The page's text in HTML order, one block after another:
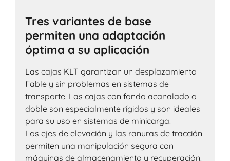
Tres variantes de base
permiten una adaptación
óptima a su aplicación
Las cajas KLT garantizan un desplazamiento
fiable y sin problemas en sistemas de
transporte. Las cajas con fondo acanalado o
doble son especialmente rígidos y son ideales
para su uso en sistemas de minicarga.
Los ejes de elevación y las ranuras de tracción
permiten una manipulación segura con
máquinas de almacenamiento y recuperación.